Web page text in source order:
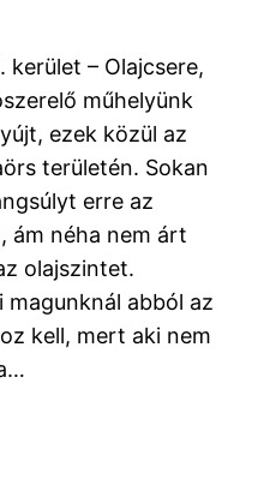
kerület – Olajcsere,
műhelyünk
ezek közül az
területén. Sokan
erre az
ám néha nem árt
olajszintet.
abból az
kell, mert aki nem